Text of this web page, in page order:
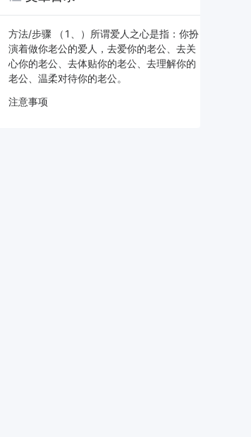
方法/步骤 （1、）所谓爱人之心是指：你扮
演着做你老公的爱人，去爱你的老公、去关
心你的老公、去体贴你的老公、去理解你的
老公、温柔对待你的老公。
注意事项